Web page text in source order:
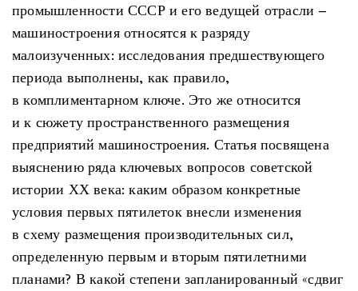
промышленности СССР и его ведущей отрасли –
машиностроения относятся к разряду
малоизученных: исследования предшествующего
периода выполнены, как правило,
в комплиментарном ключе. Это же относится
и к сюжету пространственного размещения
предприятий машиностроения. Статья посвящена
выяснению ряда ключевых вопросов советской
истории ХХ века: каким образом конкретные
условия первых пятилеток внесли изменения
в схему размещения производительных сил,
определенную первым и вторым пятилетними
планами? В какой степени запланированный «сдвиг